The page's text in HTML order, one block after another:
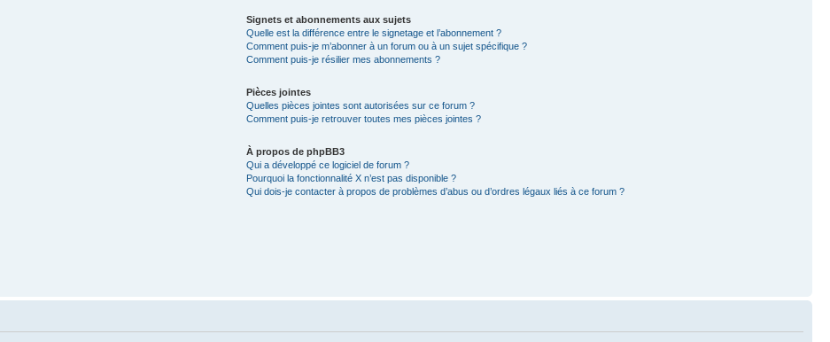
Signets et abonnements aux sujets
Quelle est la différence entre le signetage et l’abonnement ?
Comment puis-je m’abonner à un forum ou à un sujet spécifique ?
Comment puis-je résilier mes abonnements ?
Pièces jointes
Quelles pièces jointes sont autorisées sur ce forum ?
Comment puis-je retrouver toutes mes pièces jointes ?
À propos de phpBB3
Qui a développé ce logiciel de forum ?
Pourquoi la fonctionnalité X n’est pas disponible ?
Qui dois-je contacter à propos de problèmes d’abus ou d’ordres légaux liés à ce forum ?